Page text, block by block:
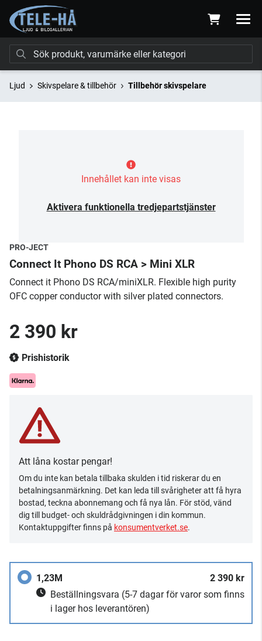
Ljud Skivspelare & tillbehör Tillbehör skivspelare
Innehållet kan inte visas
Aktivera funktionella tredjepartstjänster
PRO-JECT
Connect It Phono DS RCA > Mini XLR
Connect it Phono DS RCA/miniXLR. Flexible high purity
OFC copper conductor with silver plated connectors.
2 390 kr
Prishistorik
Att låna kostar pengar!
Om du inte kan betala tillbaka skulden i tid riskerar du en
betalningsanmärkning. Det kan leda till svårigheter att få hyra
bostad, teckna abonnemang och få nya lån. För stöd, vänd
dig till budget- och skuldrådgivningen i din kommun.
Kontaktuppgifter finns på konsumentverket.se.
1,23M
2 390 kr
Beställningsvara (5-7 dagar för varor som finns
i lager hos leverantören)